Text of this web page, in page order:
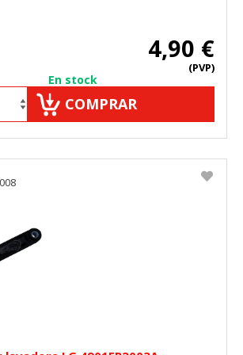
4,90 €
(PVP)
En stock
COMPRAR